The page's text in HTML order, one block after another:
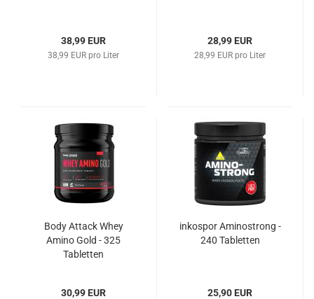
38,99 EUR
38,99 EUR pro Liter
28,99 EUR
28,99 EUR pro Liter
Body Attack Whey
Amino Gold - 325
Tabletten
30,99 EUR
inkospor Aminostrong -
240 Tabletten
25,90 EUR